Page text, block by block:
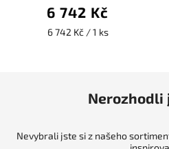
6 742 Kč
6 742 Kč / 1 ks
Nerozhodli
Nevybrali jste si z našeho